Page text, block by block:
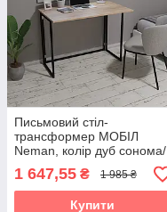
Письмовий стіл-
трансформер МОБІЛ
Neman, колір дуб сонома/
чорний
1 647,55 ₴ 1 985 ₴
Купити